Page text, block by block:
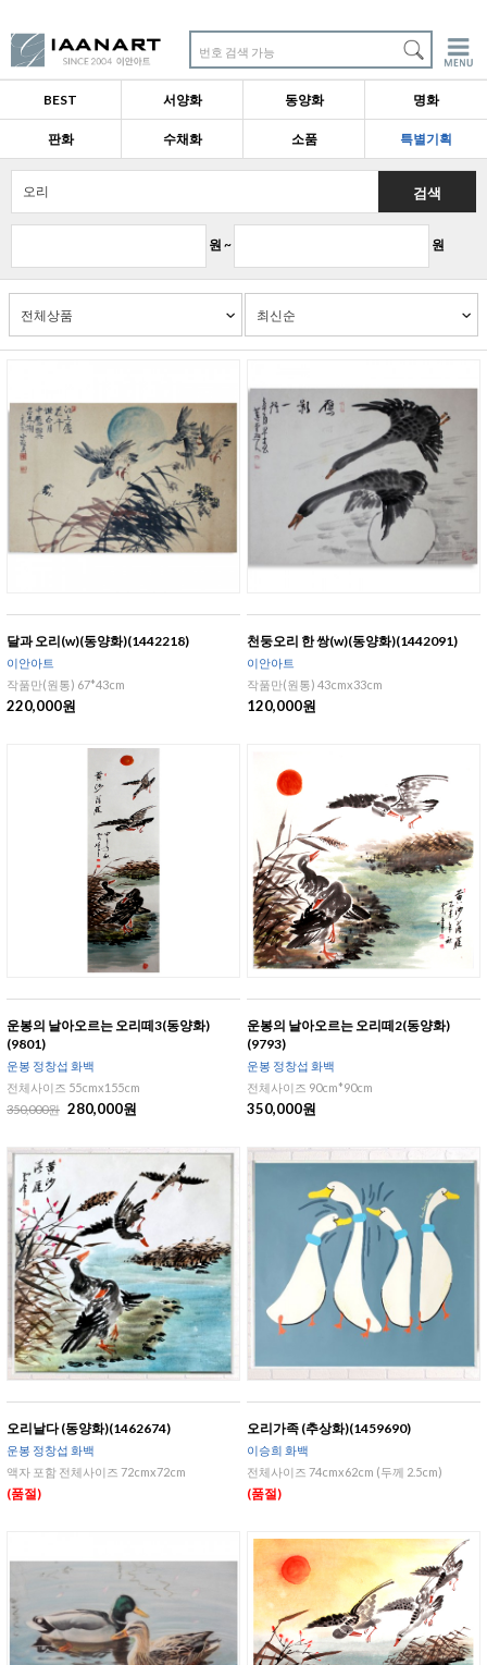
번호 검색 가능
BEST 서양화 동양화 명화
판화 수채화 소품 특별기획
원 ~ 원
검색
달과 오리(w)(동양화)(1442218)
이안아트
작품만(원통) 67*43cm
220,000원
천둥오리 한 쌍(w)(동양화)(1442091)
이안아트
작품만(원통) 43cmx33cm
120,000원
운봉의 날아오르는 오리떼3(동양화)
(9801)
운봉 정창섭 화백
전체사이즈 55cmx155cm
350,000원 280,000원
운봉의 날아오르는 오리떼2(동양화)
(9793)
운봉 정창섭 화백
전체사이즈 90cm*90cm
350,000원
오리날다 (동양화)(1462674)
운봉 정창섭 화백
액자 포함 전체사이즈 72cmx72cm
(품절)
오리가족 (추상화)(1459690)
이승희 화백
전체사이즈 74cmx62cm (두께 2.5cm)
(품절)